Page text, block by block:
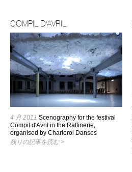
COMPIL D'AVRIL
4 月 2011 Scenography for the festival
Compil d'Avril in the Raffinerie,
organised by Charleroi Danses
残りの記事を読む >